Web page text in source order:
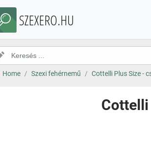
SZEXERO.HU
Home Szexi fehérnemű Cottelli Plus Size -